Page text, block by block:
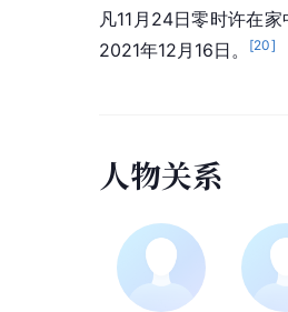
凡11月24日零时许在
2021年12月16日。
[20]
人物关系